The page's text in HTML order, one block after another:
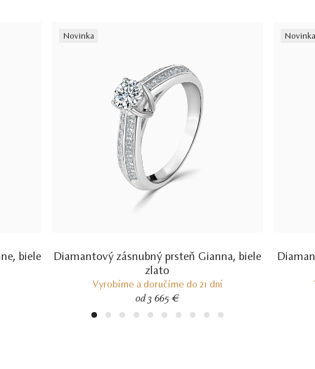
certifikácii diamantov sa dozviete aj v našich dvoch videách –
Ktorý
biele
Novinka
Diamantový zásnubný prsteň Gianna, biele
zlato
Vyrobíme a doručíme do 21 dní
od 3 665 €
Novinka
1 2 3 4 5 6 7 8 9 10